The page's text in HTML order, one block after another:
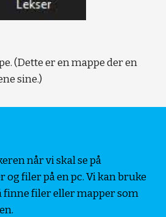
(Dette er en mappe der en
sine.)
når vi skal se på
filer på en pc. Vi kan bruke
filer eller mapper som